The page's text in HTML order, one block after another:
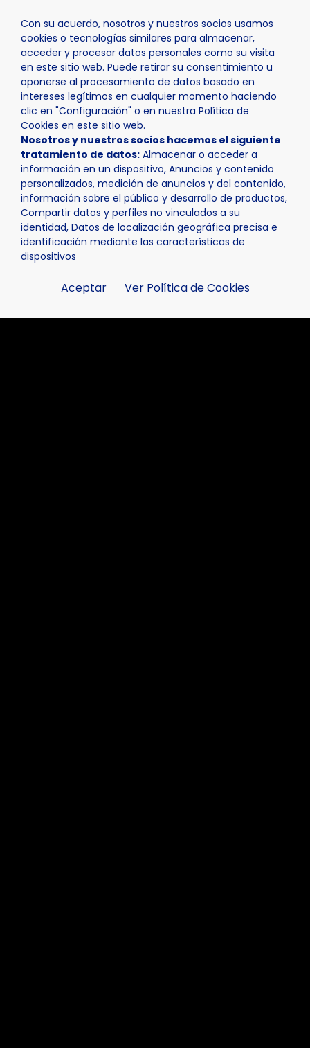
Con su acuerdo, nosotros y nuestros socios usamos
cookies o tecnologías similares para almacenar,
acceder y procesar datos personales como su visita
en este sitio web. Puede retirar su consentimiento u
oponerse al procesamiento de datos basado en
intereses legítimos en cualquier momento haciendo
clic en "Configuración" o en nuestra Política de
Cookies en este sitio web.
Nosotros y nuestros socios hacemos el siguiente
tratamiento de datos: Almacenar o acceder a
información en un dispositivo, Anuncios y contenido
personalizados, medición de anuncios y del contenido,
información sobre el público y desarrollo de productos,
Compartir datos y perfiles no vinculados a su
identidad, Datos de localización geográfica precisa e
identificación mediante las características de
dispositivos
Aceptar Ver Política de Cookies
Inicio Actualidad Noticias Noticia - La Consellera